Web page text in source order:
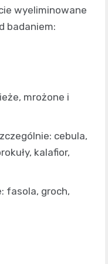
wyeliminowane
badaniem:
mrożone i
cebula,
kalafior,
fasola, groch,